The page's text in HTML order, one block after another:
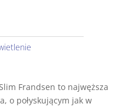
Frandsen to najwęższa
o połyskującym jak w